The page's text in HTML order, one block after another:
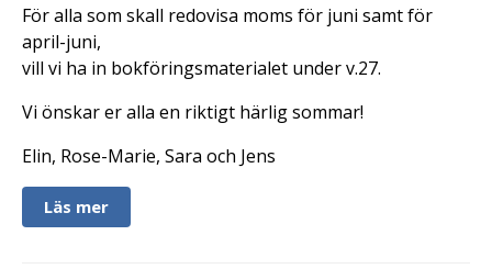
För alla som skall redovisa moms för juni samt för
april-juni,
vill vi ha in bokföringsmaterialet under v.27.
Vi önskar er alla en riktigt härlig sommar!
Elin, Rose-Marie, Sara och Jens
Läs mer